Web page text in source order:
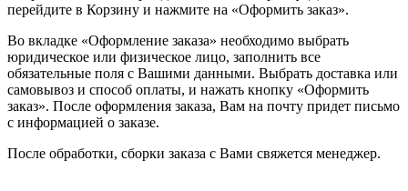
перейдите в Корзину и нажмите на «Оформить заказ».
Во вкладке «Оформление заказа» необходимо выбрать
юридическое или физическое лицо, заполнить все
обязательные поля с Вашими данными. Выбрать доставка или
самовывоз и способ оплаты, и нажать кнопку «Оформить
заказ». После оформления заказа, Вам на почту придет письмо
с информацией о заказе.
После обработки, сборки заказа с Вами свяжется менеджер.